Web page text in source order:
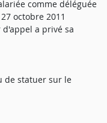
comme déléguée
octobre 2011
a privé sa
de statuer sur le